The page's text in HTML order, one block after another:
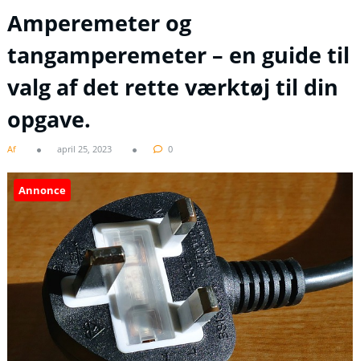
Amperemeter og
tangamperemeter – en guide til
valg af det rette værktøj til din
opgave.
Af april 25, 2023 0
Annonce